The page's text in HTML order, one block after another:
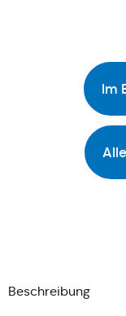
Im
Beschreibung